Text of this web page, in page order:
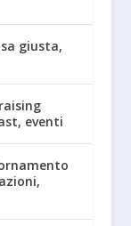
giusta,
eventi